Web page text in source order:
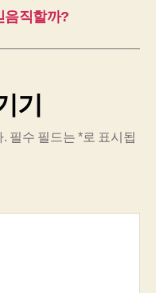
음직할까?
기
. 필수 필드는*로 표시됩